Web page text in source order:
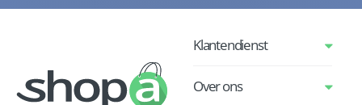
Klantendienst
Over ons